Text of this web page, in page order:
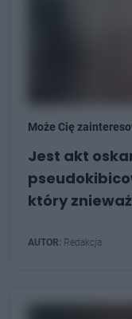
Może Cię
Jest akt
który
AUTOR: Redakcja